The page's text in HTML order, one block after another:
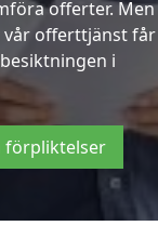
offerter. Men
vår offerttjänst får
i
förpliktelser